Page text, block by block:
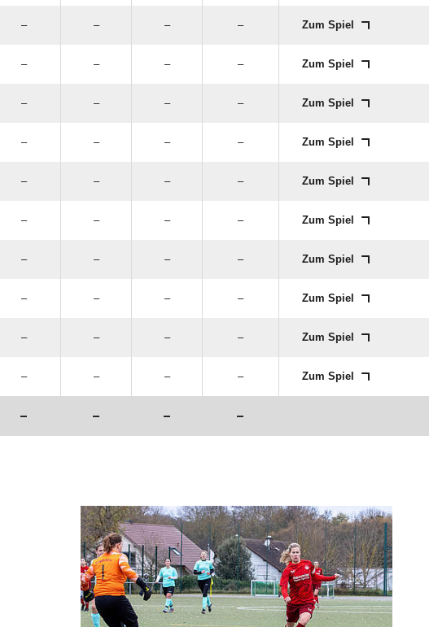
– – – – Zum Spiel
– – – – Zum Spiel
– – – – Zum Spiel
– – – – Zum Spiel
– – – – Zum Spiel
– – – – Zum Spiel
– – – – Zum Spiel
– – – – Zum Spiel
– – – – Zum Spiel
– – – – Zum Spiel
– – – –